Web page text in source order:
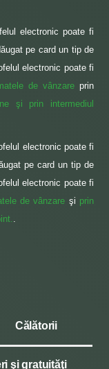
electronic poate fi
pe card un tip de
electronic poate fi
de vânzare prin
şi prin intermediul
electronic poate fi
pe card un tip de
electronic poate fi
de vânzare şi prin
.
Călătorii
şi gratuităţi